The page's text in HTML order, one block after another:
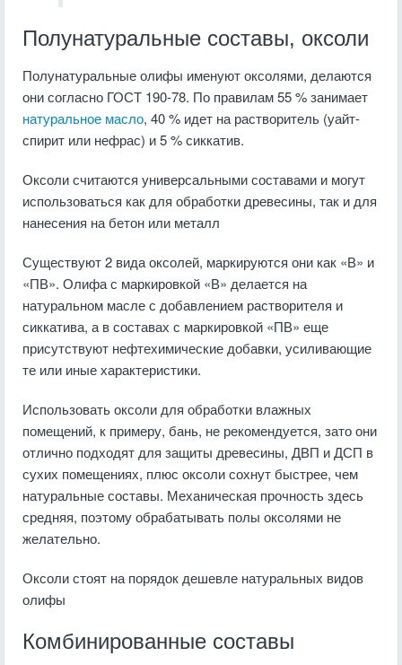
Полунатуральные составы, оксоли
Полунатуральные олифы именуют оксолями, делаются
они согласно ГОСТ 190-78. По правилам 55 % занимает
натуральное масло, 40 % идет на растворитель (уайт-
спирит или нефрас) и 5 % сиккатив.
Оксоли считаются универсальными составами и могут
использоваться как для обработки древесины, так и для
нанесения на бетон или металл
Существуют 2 вида оксолей, маркируются они как «В» и
«ПВ». Олифа с маркировкой «В» делается на
натуральном масле с добавлением растворителя и
сиккатива, а в составах с маркировкой «ПВ» еще
присутствуют нефтехимические добавки, усиливающие
те или иные характеристики.
Использовать оксоли для обработки влажных
помещений, к примеру, бань, не рекомендуется, зато они
отлично подходят для защиты древесины, ДВП и ДСП в
сухих помещениях, плюс оксоли сохнут быстрее, чем
натуральные составы. Механическая прочность здесь
средняя, поэтому обрабатывать полы оксолями не
желательно.
Оксоли стоят на порядок дешевле натуральных видов
олифы
Комбинированные составы